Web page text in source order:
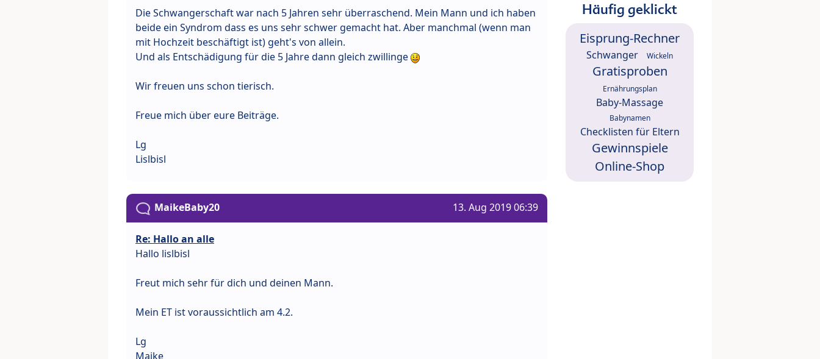
Die Schwangerschaft war nach 5 Jahren sehr überraschend. Mein Mann und ich haben
beide ein Syndrom dass es uns sehr schwer gemacht hat. Aber manchmal (wenn man
mit Hochzeit beschäftigt ist) geht's von allein.
Und als Entschädigung für die 5 Jahre dann gleich zwillinge
Wir freuen uns schon tierisch.
Freue mich über eure Beiträge.
Lg
Lislbisl
MaikeBaby20 13. Aug 2019 06:39
Re: Hallo an alle
Hallo lislbisl
Freut mich sehr für dich und deinen Mann.
Mein ET ist voraussichtlich am 4.2.
Lg
Maike
Häufig geklickt
Eisprung-Rechner
Schwanger Wickeln
Gratisproben
Ernährungsplan
Baby-Massage
Babynamen
Checklisten für Eltern
Gewinnspiele
Online-Shop